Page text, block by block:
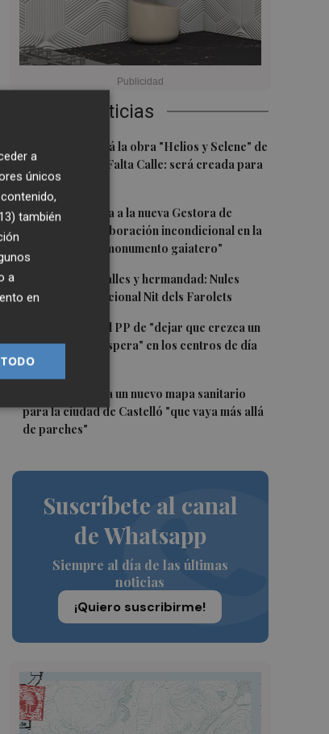
Últimas Noticias
1 Castelló acogerá la obra "Helios y Selene" de
la compañía Te Falta Calle: será creada para
el eclipse
2Castelló traslada a la nueva Gestora de
Gaiates su "colaboración incondicional en la
promoción del monumento gaiatero"
3
Talleres, pasacalles y hermandad: Nules
celebra su tradicional Nit dels Farolets
El PSPV acusa al PP de "dejar que crezca un
31 % la lista de espera" en los centros de día
de Castellón
El PSPV reclama un nuevo mapa sanitario
para la ciudad de Castelló "que vaya más allá
de parches"
Suscríbete al canal
de Whatsapp
Siempre al día de las últimas
noticias
¡Quiero suscribirme!
a
únicos
también
a
en